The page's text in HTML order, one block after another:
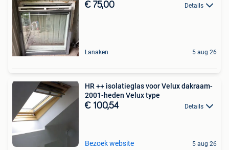
€ 75,00 Details
Lanaken 5 aug 26
HR ++ isolatieglas voor Velux dakraam-
2001-heden Velux type
€ 100,54 Details
Bezoek website 5 aug 26